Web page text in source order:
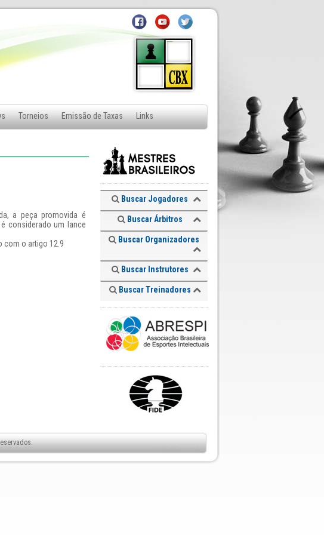
Torneios Emissão de Taxas Links
a peça promovida é
considerado um lance
com o artigo 12.9
Buscar Jogadores
Buscar Árbitros
Buscar Organizadores
Buscar Instrutores
Buscar Treinadores